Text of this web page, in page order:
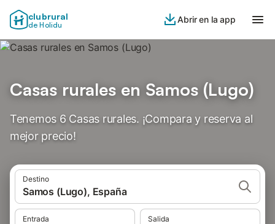
clubrural
de Holidu
Abrir en la app
Casas rurales en Samos (Lugo)
Tenemos 6 Casas rurales. ¡Compara y reserva al
mejor precio!
Destino
Samos (Lugo), España
Entrada Salida